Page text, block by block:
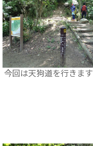
今回は天狗道を行きます